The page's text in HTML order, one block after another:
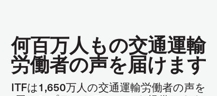
何百万人もの交通運輸
労働者の声を届けます
ITFは1,650万人の交通運輸労働者の声を